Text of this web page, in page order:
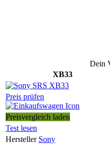
Dein
XB33
Preis prüfen
Preisvergleich laden
Test lesen
Hersteller Sony